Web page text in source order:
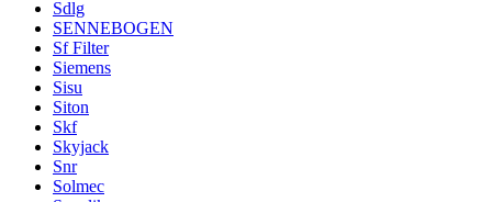
Sdlg
SENNEBOGEN
Sf Filter
Siemens
Sisu
Siton
Skf
Skyjack
Snr
Solmec